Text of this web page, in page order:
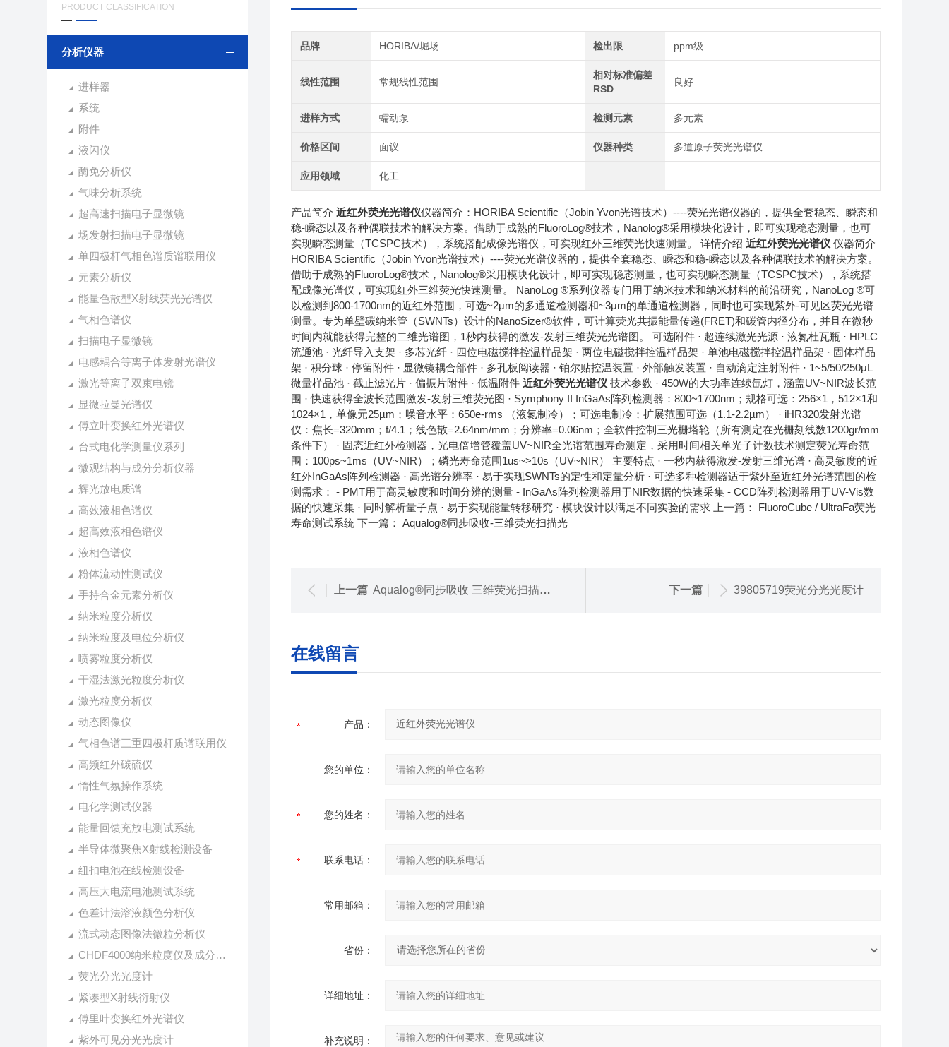
PRODUCT CLASSIFICATION
分析仪器
进样器
系统
附件
液闪仪
酶免分析仪
气味分析系统
超高速扫描电子显微镜
场发射扫描电子显微镜
单四极杆气相色谱质谱联用仪
元素分析仪
能量色散型X射线荧光光谱仪
气相色谱仪
扫描电子显微镜
电感耦合等离子体发射光谱仪
激光等离子双束电镜
显微拉曼光谱仪
傅立叶变换红外光谱仪
台式电化学测量仪系列
微观结构与成分分析仪器
辉光放电质谱
高效液相色谱仪
超高效液相色谱仪
液相色谱仪
粉体流动性测试仪
手持合金元素分析仪
纳米粒度分析仪
纳米粒度及电位分析仪
喷雾粒度分析仪
干湿法激光粒度分析仪
激光粒度分析仪
动态图像仪
气相色谱三重四极杆质谱联用仪
高频红外碳硫仪
惰性气氛操作系统
电化学测试仪器
能量回馈充放电测试系统
半导体微聚焦X射线检测设备
纽扣电池在线检测设备
高压大电流电池测试系统
色差计法溶液颜色分析仪
流式动态图像法微粒分析仪
CHDF4000纳米粒度仪及成分分析仪
荧光分光光度计
紧凑型X射线衍射仪
傅里叶变换红外光谱仪
紫外可见分光光度计
品牌 HORIBA/堀场 检出限 ppm级
线性范围 常规线性范围
相对标准偏差
RSD
良好
进样方式 蠕动泵 检测元素 多元素
价格区间 面议 仪器种类 多道原子荧光光谱仪
应用领域 化工
产品简介 近红外荧光光谱仪仪器简介：HORIBA Scientific（Jobin Yvon光谱技术）----荧光光谱仪器的，提供全套稳态、瞬态和
稳-瞬态以及各种偶联技术的解决方案。借助于成熟的FluoroLog®技术，Nanolog®采用模块化设计，即可实现稳态测量，也可
实现瞬态测量（TCSPC技术），系统搭配成像光谱仪，可实现红外三维荧光快速测量。 详情介绍 近红外荧光光谱仪仪器简介
HORIBA Scientific（Jobin Yvon光谱技术）----荧光光谱仪器的，提供全套稳态、瞬态和稳-瞬态以及各种偶联技术的解决方案。
借助于成熟的FluoroLog®技术，Nanolog®采用模块化设计，即可实现稳态测量，也可实现瞬态测量（TCSPC技术），系统搭
配成像光谱仪，可实现红外三维荧光快速测量。 NanoLog ®系列仪器专门用于纳米技术和纳米材料的前沿研究，NanoLog ®可
以检测到800-1700nm的近红外范围，可选~2μm的多通道检测器和~3μm的单通道检测器，同时也可实现紫外-可见区荧光光谱
测量。专为单壁碳纳米管（SWNTs）设计的NanoSizer®软件，可计算荧光共振能量传递(FRET)和碳管内径分布，并且在微秒
时间内就能获得完整的二维光谱图，1秒内获得的激发-发射三维荧光光谱图。 可选附件 · 超连续激光光源 · 液氮杜瓦瓶 · HPLC
流通池 · 光纤导入支架 · 多芯光纤 · 四位电磁搅拌控温样品架 · 两位电磁搅拌控温样品架 · 单池电磁搅拌控温样品架 · 固体样品
架 · 积分球 · 停留附件 · 显微镜耦合部件 · 多孔板阅读器 · 铂尔贴控温装置 · 外部触发装置 · 自动滴定注射附件 · 1~5/50/250μL
微量样品池 · 截止滤光片 · 偏振片附件 · 低温附件 近红外荧光光谱仪技术参数 · 450W的大功率连续氙灯，涵盖UV~NIR波长范
围 · 快速获得全波长范围激发-发射三维荧光图 · Symphony II InGaAs阵列检测器：800~1700nm；规格可选：256×1，512×1和
1024×1，单像元25µm；噪音水平：650e-rms （液氮制冷）；可选电制冷；扩展范围可选（1.1-2.2µm） · iHR320发射光谱
仪：焦长=320mm；f/4.1；线色散=2.64nm/mm；分辨率=0.06nm；全软件控制三光栅塔轮（所有测定在光栅刻线数1200gr/mm
条件下） · 固态近红外检测器，光电倍增管覆盖UV~NIR全光谱范围寿命测定，采用时间相关单光子计数技术测定荧光寿命范
围：100ps~1ms（UV~NIR）；磷光寿命范围1us~>10s（UV~NIR） 主要特点 · 一秒内获得激发-发射三维光谱 · 高灵敏度的近
红外InGaAs阵列检测器 · 高光谱分辨率 · 易于实现SWNTs的定性和定量分析 · 可选多种检测器适于紫外至近红外光谱范围的检
测需求： - PMT用于高灵敏度和时间分辨的测量 - InGaAs阵列检测器用于NIR数据的快速采集 - CCD阵列检测器用于UV-Vis数
据的快速采集 · 同时解析量子点 · 易于实现能量转移研究 · 模块设计以满足不同实验的需求 上一篇： FluoroCube / UltraFa荧光
寿命测试系统 下一篇： Aqualog®同步吸收-三维荧光扫描光
上一篇 Aqualog®同步吸收 三维荧光扫描光谱仪 下一篇 39805719荧光分光光度计
在线留言
产品：
您的单位：
您的姓名：
联系电话：
常用邮箱：
省份：
详细地址：
补充说明：